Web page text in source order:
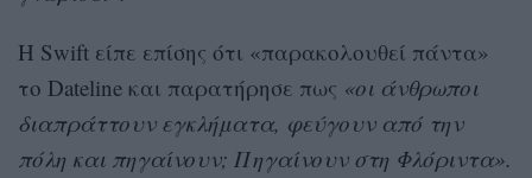
Η Swift είπε επίσης ότι «παρακολουθεί πάντα»
το Dateline και παρατήρησε πως «οι άνθρωποι
διαπράττουν εγκλήματα, φεύγουν από την
πόλη και πηγαίνουν; Πηγαίνουν στη Φλόριντα».